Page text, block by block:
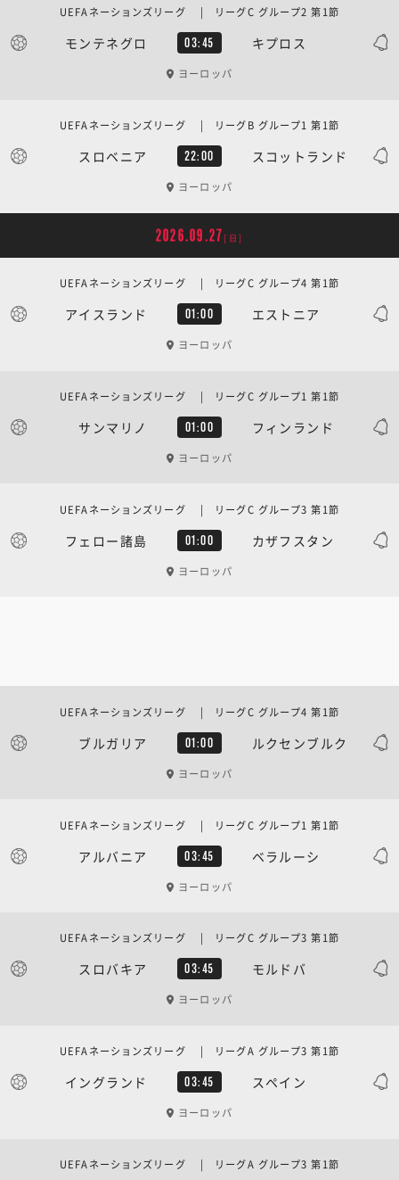
モンテネグロ 03:45 キプロス
UEFAネーションズリーグ | リーグC グループ2 第1節
ヨーロッパ
スロベニア 22:00 スコットランド
UEFAネーションズリーグ | リーグB グループ1 第1節
ヨーロッパ
2026.09.27 [日]
アイスランド 01:00 エストニア
UEFAネーションズリーグ | リーグC グループ4 第1節
ヨーロッパ
サンマリノ 01:00 フィンランド
UEFAネーションズリーグ | リーグC グループ1 第1節
ヨーロッパ
フェロー諸島 01:00 カザフスタン
UEFAネーションズリーグ | リーグC グループ3 第1節
ヨーロッパ
ブルガリア 01:00 ルクセンブルク
UEFAネーションズリーグ | リーグC グループ4 第1節
ヨーロッパ
アルバニア 03:45 ベラルーシ
UEFAネーションズリーグ | リーグC グループ1 第1節
ヨーロッパ
スロバキア 03:45 モルドバ
UEFAネーションズリーグ | リーグC グループ3 第1節
ヨーロッパ
イングランド 03:45 スペイン
UEFAネーションズリーグ | リーグA グループ3 第1節
ヨーロッパ
UEFAネーションズリーグ | リーグA グループ3 第1節